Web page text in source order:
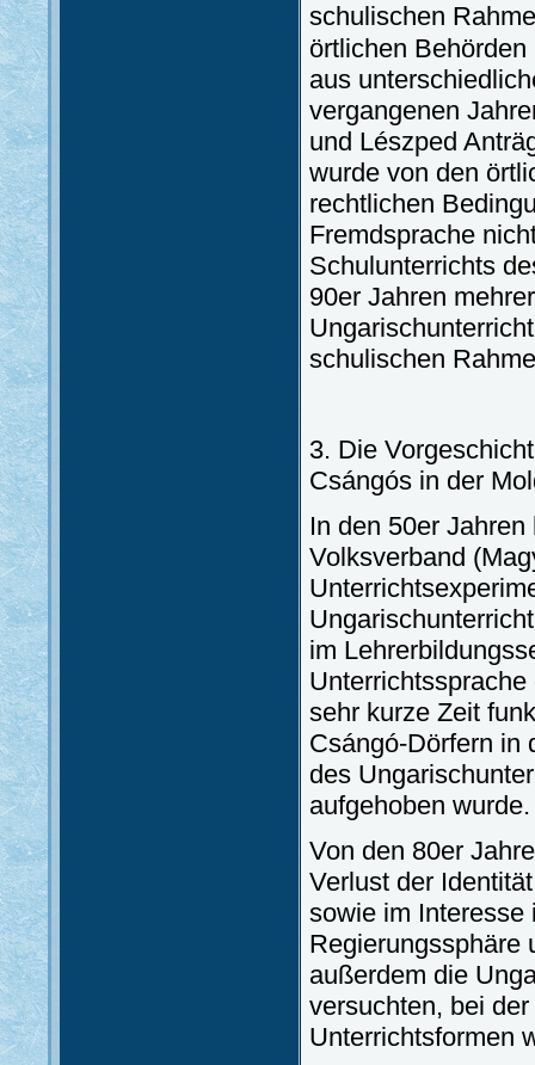
schulischen
örtlichen
aus
vergangenen
und Lészped
wurde von den
rechtlichen
Fremdsprache
Schulunterrichts
90er Jahren
schulischen
3. Die
Csángós in der
In den 50er
Volksverband
im
sehr kurze Zeit
Csángó-Dörfern in
des
aufgehoben wurde.
Von den 80er
Verlust der
sowie im Interesse
Regierungssphäre
außerdem die
versuchten, bei
Unterrichtsformen